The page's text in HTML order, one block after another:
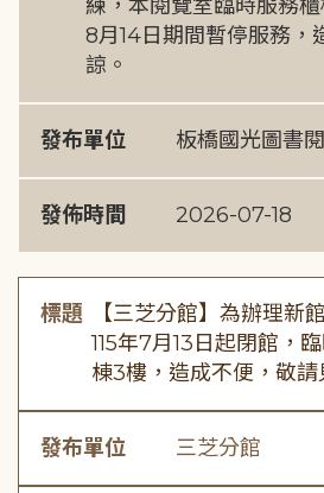
練，本閱覽室臨時服務
8月14日期間暫停服務，
諒。
發布單位 板橋國光圖書
發佈時間 2026-07-18
標題
【三芝分館】為辦理新
115年7月13日起閉館，
棟3樓，造成不便，敬請
發布單位 三芝分館